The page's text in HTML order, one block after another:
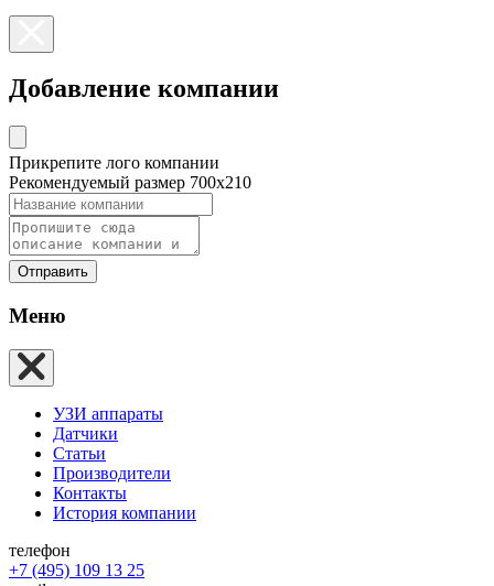
Добавление компании
Прикрепите лого компании
Рекомендуемый размер 700х210
Отправить
Меню
УЗИ аппараты
Датчики
Статьи
Производители
Контакты
История компании
телефон
+7 (495) 109 13 25